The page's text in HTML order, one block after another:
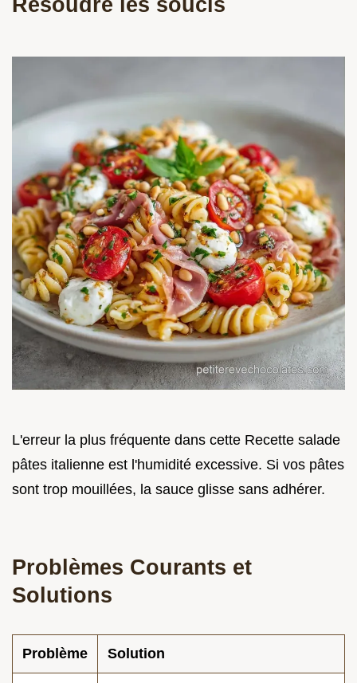
L'erreur la plus fréquente dans cette Recette salade
pâtes italienne est l'humidité excessive. Si vos pâtes
sont trop mouillées, la sauce glisse sans adhérer.
Problèmes Courants et
Solutions
Problème Solution